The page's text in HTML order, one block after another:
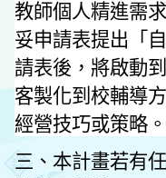
教師個人精進需
妥申請表提出「
請表後，將啟動
客製化到校輔導
經營技巧或策略。
三、本計畫若有